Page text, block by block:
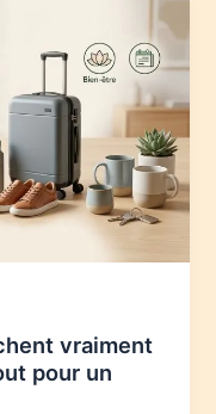
vraiment
pour un